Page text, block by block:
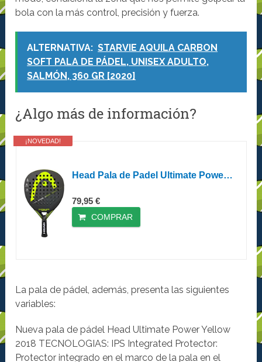
bola con la más control, precisión y fuerza.
ALTERNATIVA: STARVIE AQUILA CARBON
SOFT PALA DE PÁDEL, UNISEX ADULTO,
SALMÓN, 360 GR [2020]
¿Algo más de información?
¡NOVEDAD!
Head Pala de Padel Ultimate Power Yellow 2018
79,95 €
COMPRAR
La pala de pádel, además, presenta las siguientes
variables:
Nueva pala de pádel Head Ultimate Power Yellow
2018 TECNOLOGIAS: IPS Integrated Protector:
Protector integrado en el marco de la pala en el